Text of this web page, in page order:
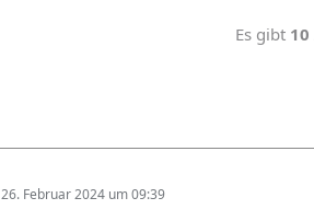
Es gibt 10
26. Februar 2024 um 09:39